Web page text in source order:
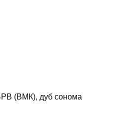
(ВМК), дуб сонома